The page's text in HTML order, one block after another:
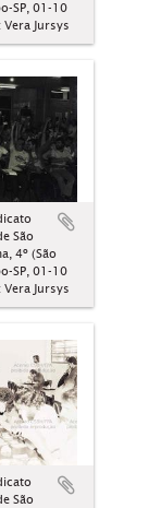
SP, 01-10
Jursys
São
4º (São
SP, 01-10
Jursys
São